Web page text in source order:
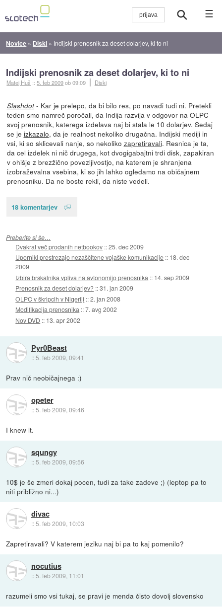
☰
Novice » Diski » Indijski prenosnik za deset dolarjev, ki to ni
Indijski prenosnik za deset dolarjev, ki to ni
Matej Huš ::5. feb 2009ob 09:09 Diski
Slashdot- Kar je prelepo, da bi bilo res, po navadi tudi ni. Pretekli
teden smo namreč poročali, da Indija razvija v odgovor na OLPC
svoj prenosnik, katerega izdelava naj bi stala le 10 dolarjev. Sedaj
se je izkazalo, da je realnost nekoliko drugačna. Indijski mediji in
vsi, ki so sklicevali nanje, so nekoliko zapretiravali. Resnica je ta,
da cel izdelek ni nič drugega, kot dvogigabajtni trdi disk, zapakiran
v ohišje z brezžično povezljivostjo, na katerem je shranjena
izobraževalna vsebina, ki so jih lahko ogledamo na običajnem
prenosniku. Da ne boste rekli, da niste vedeli.
18 komentarjev
Preberite si še…
Dvakrat več prodanih netbookov ::25. dec 2009
Uporniki prestrezajo nezaščitene vojaške komunikacije :: 18. dec
2009
Izbira brskalnika vpliva na avtonomijo prenosnika :: 14. sep 2009
Prenosnik za deset dolarjev? ::31. jan 2009
OLPC v škripcih v Nigeriji ::2. jan 2008
Modifikacija prenosnika ::7. avg 2002
Nov DVD :: 13. apr 2002
Pyr0Beast
:: 5. feb 2009, 09:41
Prav nič neobičajnega :)
opeter
::5. feb 2009, 09:46
I knew it.
squngy
:: 5. feb 2009, 09:56
10$ je še zmeri dokaj pocen, tudi za take zadeve ;) (leptop pa to
niti približno ni...)
divac
::5. feb 2009, 10:03
Zapretiravali? V katerem jeziku naj bi pa to kaj pomenilo?
nocutius
:: 5. feb 2009, 11:01
razumeli smo vsi tukaj, se pravi je menda čisto dovolj slovensko